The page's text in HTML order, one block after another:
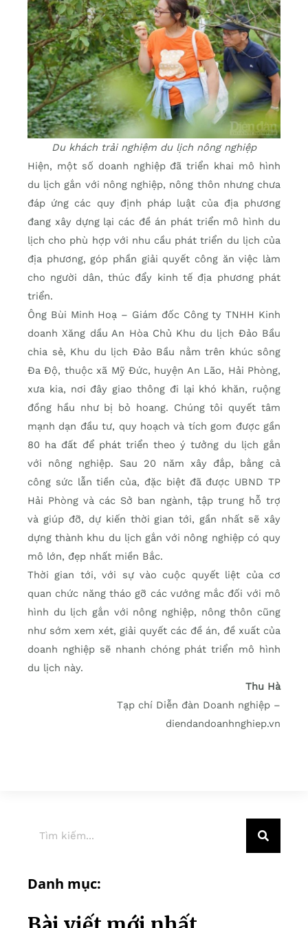
Du khách trải nghiệm du lịch nông nghiệp
Hiện, một số doanh nghiệp đã triển khai mô hình
du lịch gắn với nông nghiệp, nông thôn nhưng chưa
đáp ứng các quy định pháp luật của địa phương
đang xây dựng lại các đề án phát triển mô hình du
lịch cho phù hợp với nhu cầu phát triển du lịch của
địa phương, góp phần giải quyết công ăn việc làm
cho người dân, thúc đẩy kinh tế địa phương phát
triển.
Ông Bùi Minh Hoạ – Giám đốc Công ty TNHH Kinh
doanh Xăng dầu An Hòa Chủ Khu du lịch Đảo Bầu
chia sẻ, Khu du lịch Đảo Bầu nằm trên khúc sông
Đa Độ, thuộc xã Mỹ Đức, huyện An Lão, Hải Phòng,
xưa kia, nơi đây giao thông đi lại khó khăn, ruộng
đồng hầu như bị bỏ hoang. Chúng tôi quyết tâm
mạnh dạn đầu tư, quy hoạch và tích gom được gần
80 ha đất để phát triển theo ý tưởng du lịch gắn
với nông nghiệp. Sau 20 năm xây đắp, bằng cả
công sức lẫn tiền của, đặc biệt đã được UBND TP
Hải Phòng và các Sở ban ngành, tập trung hỗ trợ
và giúp đỡ, dự kiến thời gian tới, gần nhất sẽ xây
dựng thành khu du lịch gắn với nông nghiệp có quy
mô lớn, đẹp nhất miền Bắc.
Thời gian tới, với sự vào cuộc quyết liệt của cơ
quan chức năng tháo gỡ các vướng mắc đối với mô
hình du lịch gắn với nông nghiệp, nông thôn cũng
như sớm xem xét, giải quyết các đề án, đề xuất của
doanh nghiệp sẽ nhanh chóng phát triển mô hình
du lịch này.
Thu Hà
Tạp chí Diễn đàn Doanh nghiệp –
diendandoanhnghiep.vn
Danh mục: